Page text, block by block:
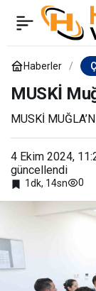
Haberler
MUSKİ
MUSKİ
4 Ekim 2024,
güncellendi
1dk, 14sn 0
Otogar
kat sıcak asfalt
başladı